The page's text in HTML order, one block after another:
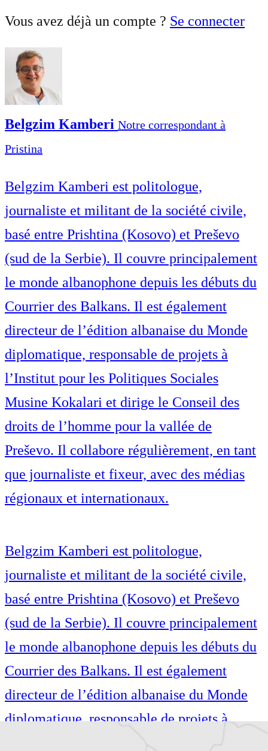
Vous avez déjà un compte ? Se connecter
Belgzim Kamberi Notre correspondant à
Pristina
Belgzim Kamberi est politologue,
journaliste et militant de la société civile,
basé entre Prishtina (Kosovo) et Preševo
(sud de la Serbie). Il couvre principalement
le monde albanophone depuis les débuts du
Courrier des Balkans. Il est également
directeur de l’édition albanaise du Monde
diplomatique, responsable de projets à
l’Institut pour les Politiques Sociales
Musine Kokalari et dirige le Conseil des
droits de l’homme pour la vallée de
Preševo. Il collabore régulièrement, en tant
que journaliste et fixeur, avec des médias
régionaux et internationaux.
Belgzim Kamberi est politologue,
journaliste et militant de la société civile,
basé entre Prishtina (Kosovo) et Preševo
(sud de la Serbie). Il couvre principalement
le monde albanophone depuis les débuts du
Courrier des Balkans. Il est également
directeur de l’édition albanaise du Monde
diplomatique, responsable de projets à